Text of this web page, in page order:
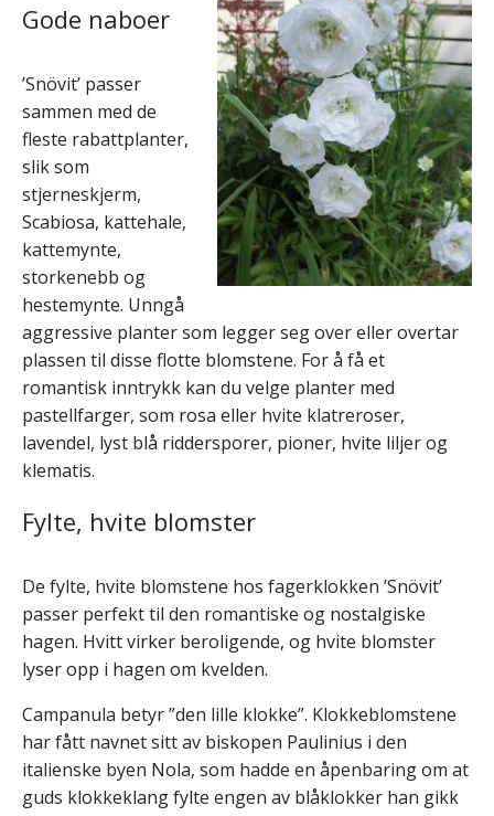
Gode naboer
’Snövit’ passer
sammen med de
fleste rabattplanter,
slik som
stjerneskjerm,
Scabiosa, kattehale,
kattemynte,
storkenebb og
hestemynte. Unngå
aggressive planter som legger seg over eller overtar
plassen til disse flotte blomstene. For å få et
romantisk inntrykk kan du velge planter med
pastellfarger, som rosa eller hvite klatreroser,
lavendel, lyst blå riddersporer, pioner, hvite liljer og
klematis.
Fylte, hvite blomster
De fylte, hvite blomstene hos fagerklokken ’Snövit’
passer perfekt til den romantiske og nostalgiske
hagen. Hvitt virker beroligende, og hvite blomster
lyser opp i hagen om kvelden.
Campanula betyr ”den lille klokke”. Klokkeblomstene
har fått navnet sitt av biskopen Paulinius i den
italienske byen Nola, som hadde en åpenbaring om at
guds klokkeklang fylte engen av blåklokker han gikk